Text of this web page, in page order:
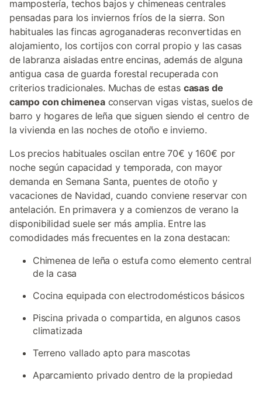
mampostería, techos bajos y chimeneas centrales
pensadas para los inviernos fríos de la sierra. Son
habituales las fincas agroganaderas reconvertidas en
alojamiento, los cortijos con corral propio y las casas
de labranza aisladas entre encinas, además de alguna
antigua casa de guarda forestal recuperada con
criterios tradicionales. Muchas de estas casas de
campo con chimeneaconservan vigas vistas, suelos de
barro y hogares de leña que siguen siendo el centro de
la vivienda en las noches de otoño e invierno.
Los precios habituales oscilan entre 70€ y 160€ por
noche según capacidad y temporada, con mayor
demanda en Semana Santa, puentes de otoño y
vacaciones de Navidad, cuando conviene reservar con
antelación. En primavera y a comienzos de verano la
disponibilidad suele ser más amplia. Entre las
comodidades más frecuentes en la zona destacan:
Chimenea de leña o estufa como elemento central
de la casa
Cocina equipada con electrodomésticos básicos
Piscina privada o compartida, en algunos casos
climatizada
Terreno vallado apto para mascotas
Aparcamiento privado dentro de la propiedad